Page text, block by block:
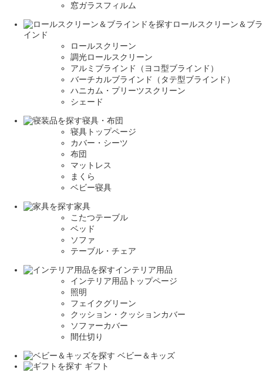
窓ガラスフィルム
ロールスクリーン＆ブラ
インド
ロールスクリーン
調光ロールスクリーン
アルミブラインド（ヨコ型ブラインド）
バーチカルブラインド（タテ型ブラインド）
ハニカム・プリーツスクリーン
シェード
寝具・布団
寝具トップページ
カバー・シーツ
布団
マットレス
まくら
ベビー寝具
家具
こたつテーブル
ベッド
ソファ
テーブル・チェア
インテリア用品
インテリア用品トップページ
照明
フェイクグリーン
クッション・クッションカバー
ソファーカバー
間仕切り
ベビー＆キッズ
ギフト